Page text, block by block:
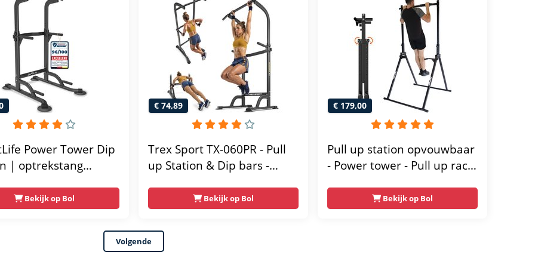
fitness app
Power Tower Dip
| optrekstang
| krachtstation
| fitnessstation
krachttraining voor
Bekijk op Bol
€ 74,89
Trex Sport TX-060PR - Pull
up Station & Dip bars -
Multifunctioneel - Power
Tower Fitness Station -
Home Gym - Thuis Sporten
Verstelbaar - Geschikt voor
Bekijk op Bol
€ 179,00
Pull up station opvouwbaar
- Power tower - Pull up rack
Bekijk op Bol
Volgende